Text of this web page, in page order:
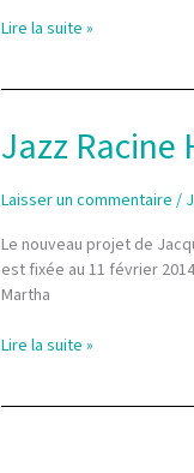
Omar
Bart,
spirits
Lire la suite »
Jazz
Laisser un commentaire /
Le nouveau projet de
est fixée au 11 février
Martha
Jazz
Lire la suite »